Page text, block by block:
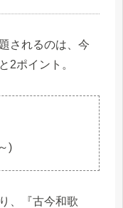
されるのは、今
2ポイント。
)
、『古今和歌